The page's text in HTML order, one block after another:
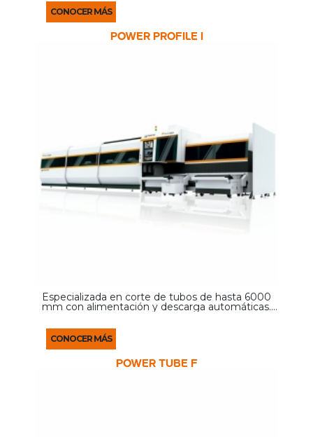
CONOCER MÁS
POWER PROFILE i
Especializada en corte de tubos de hasta 6000
mm con alimentación y descarga automáticas.
CONOCER MÁS
POWER TUBE F